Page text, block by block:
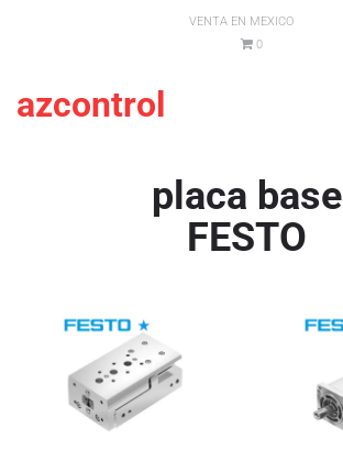
VENTA EN MEXICO
0
azcontrol
placa base
FESTO